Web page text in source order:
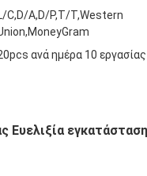
C,D/A,D/P,T/T,Western
ανά ημέρα 10 εργασίας
Ευελιξία